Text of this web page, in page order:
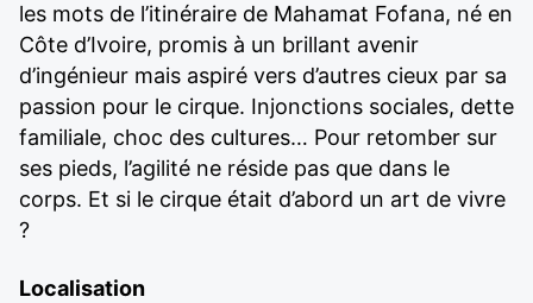
les mots de l’itinéraire de Mahamat Fofana, né en
Côte d’Ivoire, promis à un brillant avenir
d’ingénieur mais aspiré vers d’autres cieux par sa
passion pour le cirque. Injonctions sociales, dette
familiale, choc des cultures… Pour retomber sur
ses pieds, l’agilité ne réside pas que dans le
corps. Et si le cirque était d’abord un art de vivre
?
Localisation